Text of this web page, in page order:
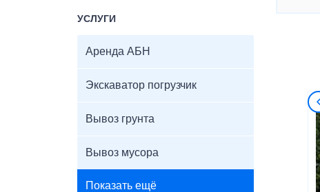
УСЛУГИ
Аренда АБН
Экскаватор погрузчик
Вывоз грунта
Вывоз мусора
Показать ещё